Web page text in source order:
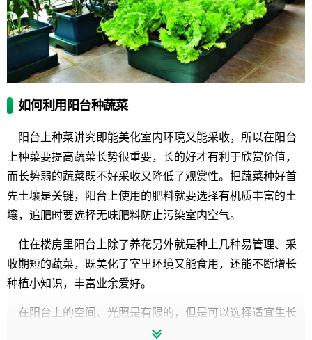
如何利用阳台种蔬菜
阳台上种菜讲究即能美化室内环璄又能采收，所以在阳台
上种菜要提高蔬菜长势很重要，长的好才有利于欣赏价值，
而长势弱的蔬菜既不好采收又降低了观赏性。把蔬菜种好首
先土壤是关键，阳台上使用的肥料就要选择有机质丰富的土
壤，追肥时要选择无味肥料防止污染室内空气。
住在楼房里阳台上除了养花另外就是种上几种易管理、采
收期短的蔬菜，既美化了室里环璄又能食用，还能不断增长
种植小知识，丰富业余爱好。
在阳台上的空间、光照是有限的，但是可以选择适宜生长